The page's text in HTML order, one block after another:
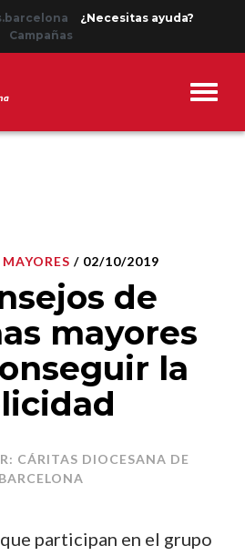
¿Necesitas ayuda?
Campañas
/ 02/10/2019
de
mayores
la
CÁRITAS DIOCESANA DE
BARCELONA
participan en el grupo